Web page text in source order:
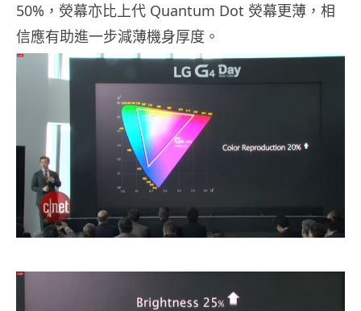
50%，熒幕亦比上代 Quantum Dot 熒幕更薄，相
信應有助進一步減薄機身厚度。